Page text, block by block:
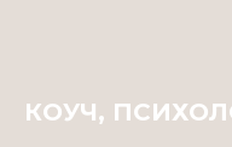
КОУЧ,